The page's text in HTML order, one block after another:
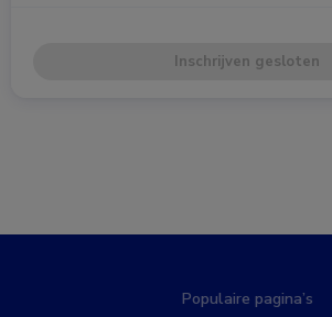
Inschrijven gesloten
Populaire pagina’s